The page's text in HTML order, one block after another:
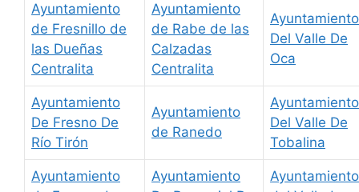
Ayuntamiento
de Fresnillo de
las Dueñas
Centralita
Ayuntamiento
de Rabe de las
Calzadas
Centralita
Ayuntamiento
Del Valle De
Oca
Ayuntamiento
De Fresno De
Río Tirón
Ayuntamiento
de Ranedo
Ayuntamiento
Del Valle De
Tobalina
Ayuntamiento
Ayuntamiento
Ayuntamiento